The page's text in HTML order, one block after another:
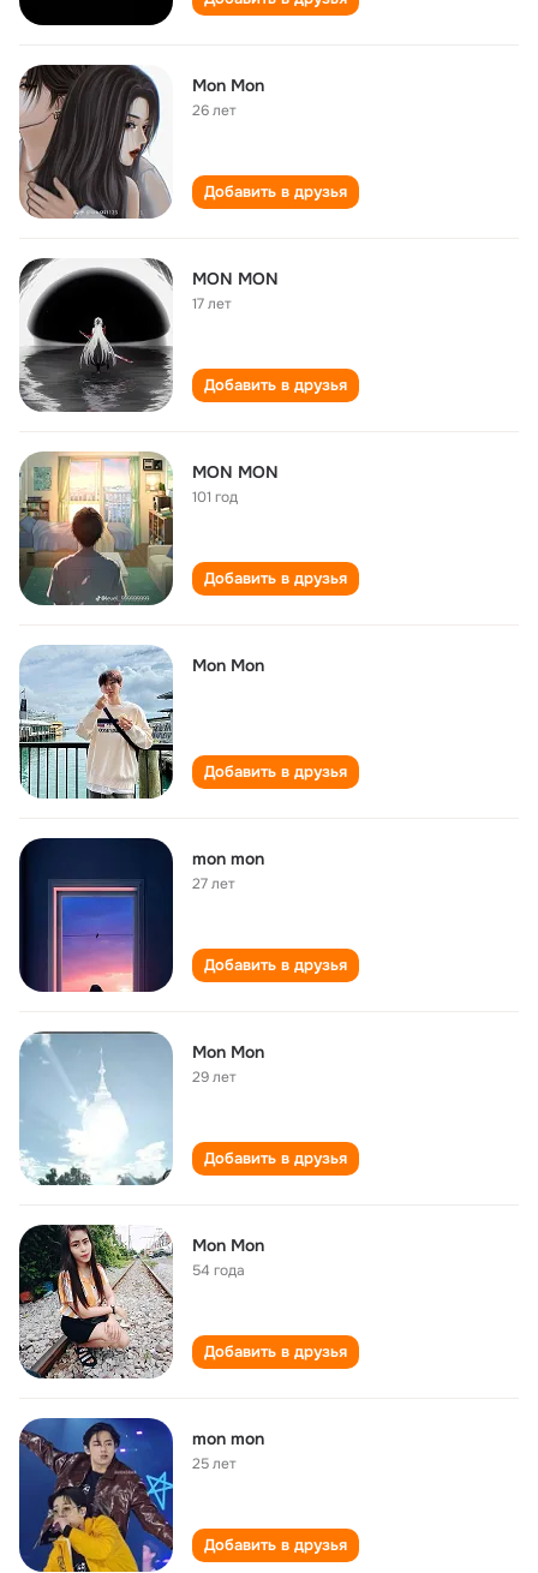
Mon Mon
26 лет
Добавить в друзья
MON MON
17 лет
Добавить в друзья
MON MON
101 год
Добавить в друзья
Mon Mon
Добавить в друзья
mon mon
27 лет
Добавить в друзья
Mon Mon
29 лет
Добавить в друзья
Mon Mon
54 года
Добавить в друзья
mon mon
25 лет
Добавить в друзья